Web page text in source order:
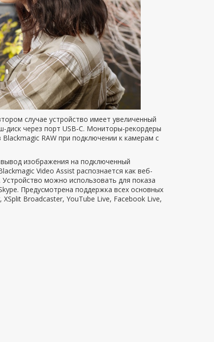
случае устройство имеет увеличенный
через порт USB‑C. Мониторы-рекордеры
RAW при подключении к камерам с
изображения на подключенный
Video Assist распознается как веб-
можно использовать для показа
Предусмотрена поддержка всех основных
Broadcaster, YouTube Live, Facebook Live,